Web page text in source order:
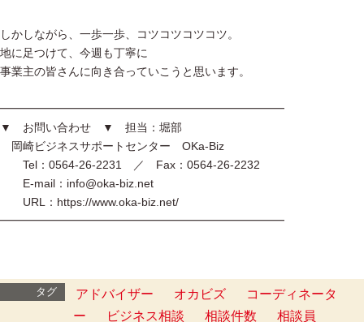
しかしながら、一歩一歩、コツコツコツコツ。
地に足つけて、今週も丁寧に
事業主の皆さんに向き合っていこうと思います。
━━━━━━━━━━━━━━━━━━━━━━━━━
▼ お問い合わせ ▼ 担当：堀部
岡崎ビジネスサポートセンター OKa-Biz
Tel：0564-26-2231 ／ Fax：0564-26-2232
E-mail：info@oka-biz.net
URL：https://www.oka-biz.net/
━━━━━━━━━━━━━━━━━━━━━━━━━
タグ アドバイザー オカビズ
コーディネータ
ー
ビジネス相談 相談件数
相談員